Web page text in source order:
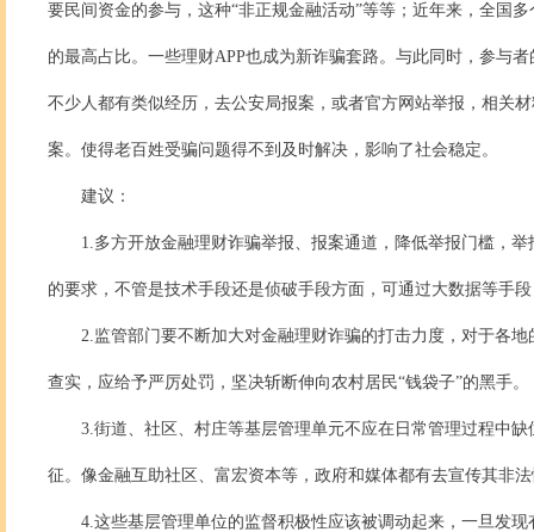
要民间资金的参与，这种“非正规金融活动”等等；近年来，全国
的最高占比。一些理财APP也成为新诈骗套路。与此同时，参与
不少人都有类似经历，去公安局报案，或者官方网站举报，相关
案。使得老百姓受骗问题得不到及时解决，影响了社会稳定。
建议：
1.多方开放金融理财诈骗举报、报案通道，降低举报门槛，
的要求，不管是技术手段还是侦破手段方面，可通过大数据等手
2.监管部门要不断加大对金融理财诈骗的打击力度，对于各
查实，应给予严厉处罚，坚决斩断伸向农村居民“钱袋子”的黑手。
3.街道、社区、村庄等基层管理单元不应在日常管理过程中
征。像金融互助社区、富宏资本等，政府和媒体都有去宣传其非
4.这些基层管理单位的监督积极性应该被调动起来，一旦发